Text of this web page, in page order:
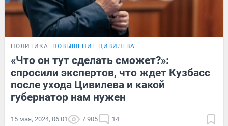
ПОЛИТИКА ПОВЫШЕНИЕ ЦИВИЛЕВА
«Что он тут сделать сможет?»:
спросили экспертов, что ждет Кузбасс
после ухода Цивилева и какой
губернатор нам нужен
15 мая, 2024, 06:01 7 905 14